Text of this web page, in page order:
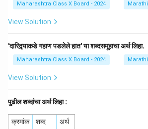
Maharashtra Class X Board - 2024 Marathi
View Solution
'दारिद्र्याकडे गहाण पडलेले हात' या शब्दसमूहाचा अर्थ लिहा.
Maharashtra Class X Board - 2024 Marathi
View Solution
पुढील शब्दांचा अर्थ लिहा :
क्रमांक शब्द
अर्थ